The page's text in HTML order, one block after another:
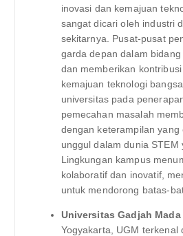
inovasi dan kemajuan
sangat dicari oleh industri
sekitarnya. Pusat-pusat
garda depan dalam
dan memberikan
kemajuan teknologi
universitas pada
pemecahan masalah
dengan keterampilan yang
unggul dalam dunia STEM
Lingkungan kampus
kolaboratif dan inovatif,
untuk mendorong batas-
Universitas Gadjah Mada
Yogyakarta, UGM terkenal